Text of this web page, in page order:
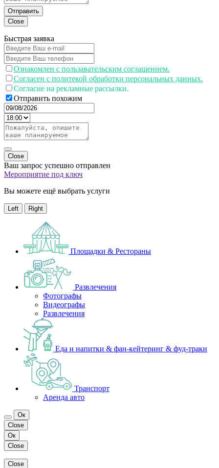
Отправить
Close
Быстрая заявка
Ознакомлен с пользавательским соглашением.
Согласен с политекой обработки персональных данных.
Согласие на рекламные рассылки.
Отправить похожим
Close
Ваш запрос успешно отправлен
Мероприятие под ключ
Вы можете ещё выбрать услуги
Left Right
Площадки & Рестораны
Развлечения
Фотографы
Видеографы
Развлечения
Еда и напитки & фан-кейтеринг & фуд-траки
Транспорт
Аренда авто
Ок
Close
Ок
Close
Close